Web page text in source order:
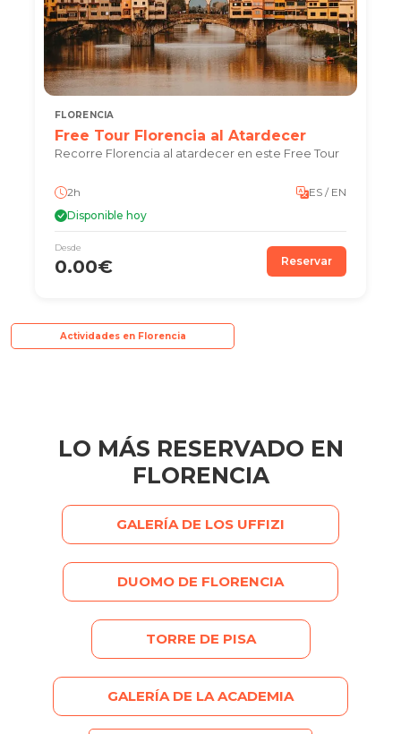
FLORENCIA
Free Tour Florencia al Atardecer
Recorre Florencia al atardecer en este Free Tour
2h
ES / EN
Disponible hoy
Desde
0.00€ Reservar
Actividades en Florencia
LO MÁS RESERVADO EN
FLORENCIA
GALERÍA DE LOS UFFIZI
DUOMO DE FLORENCIA
TORRE DE PISA
GALERÍA DE LA ACADEMIA